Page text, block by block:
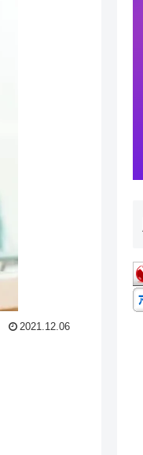
2021.12.06